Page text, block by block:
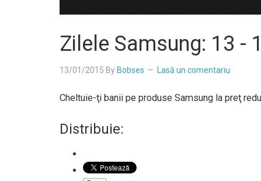
Zilele Samsung: 13 -
13/01/2015 By Bobses Lasă un comentariu
Cheltuie-ţi banii pe produse Samsung la preţ
Distribuie: